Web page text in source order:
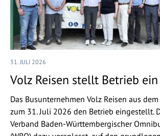
31. JULI 2026
Volz Reisen stellt Betrieb ein
Das Busunternehmen Volz Reisen aus
zum 31. Juli 2026 den Betrieb eingestellt.
Verband Baden-Württembergischer